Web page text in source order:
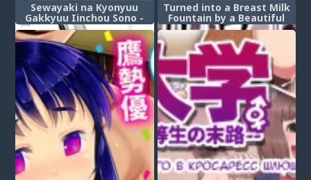
Sewayaki na Kyonyuu
Gakkyuu Iinchou Sono -
Глава 1 (The Kind and
Caring Busty Class Rep)
Turned into a Breast Milk
Fountain by a Beautiful
Vampire (Bishoujo
Vampire ni Bonyuu Drink
Bar ni Sareru Hanashi)